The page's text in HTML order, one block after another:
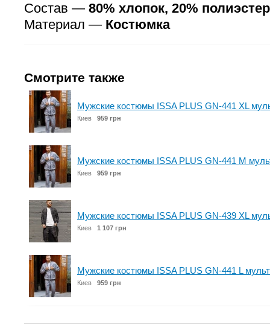
Состав — 80% хлопок, 20% полиэстер
Материал — Костюмка
Смотрите также
Мужские костюмы ISSA PLUS GN-441 XL
Киев 959 грн
Мужские костюмы ISSA PLUS GN-441 M
Киев 959 грн
Мужские костюмы ISSA PLUS GN-439 XL
Киев 1 107 грн
Мужские костюмы ISSA PLUS GN-441 L
Киев 959 грн